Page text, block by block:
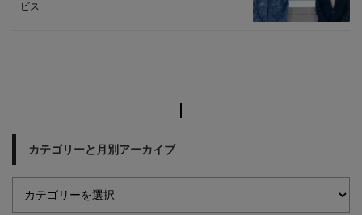
ビス
カテゴリーと月別アーカイブ